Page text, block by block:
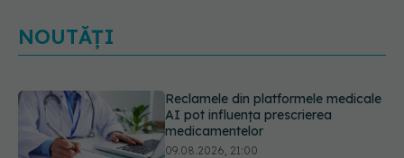
NOUTĂȚI
De ce nu trebuie să cureți vinetele.
Ce conține, de fapt, coaja lor
09.08.2026, 20:00